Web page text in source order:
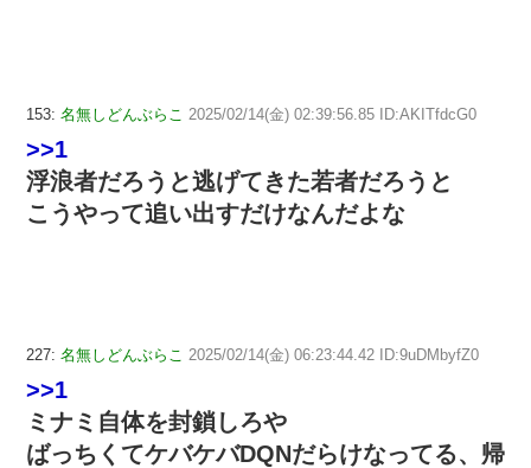
153: 名無しどんぶらこ 2025/02/14(金) 02:39:56.85 ID:AKITfdcG0
>>1
浮浪者だろうと逃げてきた若者だろうと
こうやって追い出すだけなんだよな
227: 名無しどんぶらこ 2025/02/14(金) 06:23:44.42 ID:9uDMbyfZ0
>>1
ミナミ自体を封鎖しろや
ばっちくてケバケバDQNだらけなってる、帰